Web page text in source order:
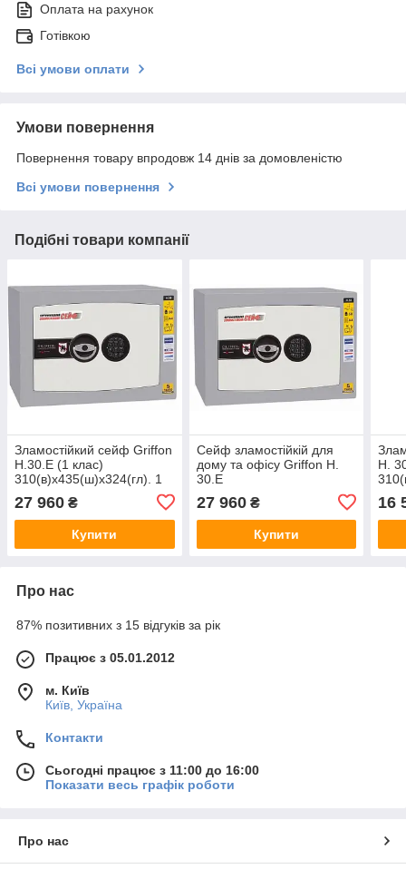
Оплата на рахунок
Готівкою
Всі умови оплати
Умови повернення
Повернення товару впродовж 14 днів за домовленістю
Всі умови повернення
Подібні товари компанії
Зламостійкий сейф Griffon
H.30.E (1 клас)
310(в)х435(ш)х324(гл). 1
електронним кодовим
замком
27 960 ₴
Купити
Сейф зламостійкій для
дому та офісу Griffon H.
30.Е
Електронний кодовий
замок
27 960₴
Купити
H.
16
Про нас
87% позитивних з 15 відгуків за рік
Працює з 05.01.2012
м. Київ
Київ, Україна
Контакти
Сьогодні працює з 11:00 до 16:00
Показати весь графік роботи
Про нас